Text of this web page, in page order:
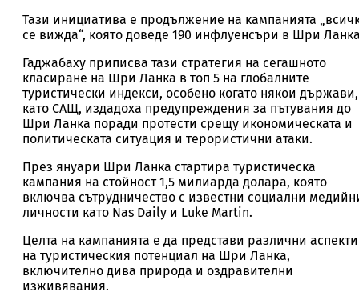
Тази инициатива е продължение на кампанията
се вижда“, която доведе 190 инфлуенсъри в Шри
Гаджабаху приписва тази стратегия на сегашното
класиране на Шри Ланка в топ 5 на глобалните
туристически индекси, особено когато някои държави,
като САЩ, издадоха предупреждения за пътувания до
Шри Ланка поради протести срещу икономическата и
политическата ситуация и терористични атаки.
През януари Шри Ланка стартира туристическа
кампания на стойност 1,5 милиарда долара, която
включва сътрудничество с известни социални
личности като Nas Daily и Luke Martin.
Целта на кампанията е да представи различни аспекти
на туристическия потенциал на Шри Ланка,
включително дива природа и оздравителни
изживявания.